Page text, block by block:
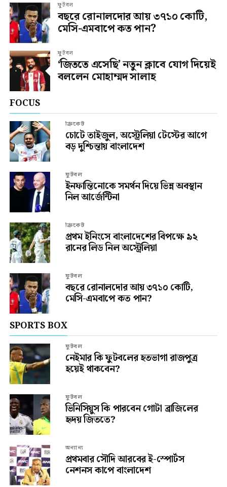
ফুটবল
বছরে রোনালদোর আয় ৩৭১০ কোটি,
মেসি-এমবাপে কত পান?
ফুটবল
‘জিততে এসেছি’ নতুন ক্লাবে যোগ দিয়েই
বললেন মোহাম্মদ সালাহ
FOCUS
ক্রিকেট
চোটে তাইজুল, অস্ট্রেলিয়া টেস্টের আগে
বড় দুশ্চিন্তায় বাংলাদেশ
ফুটবল
ইনফান্তিনোকে সমর্থন দিয়ে ভিন্ন অবস্থান
নিল আর্জেন্টিনা
ক্রিকেট
প্রথম ইনিংসে বাংলাদেশের বিপক্ষে ৯২
রানের লিড নিল অস্ট্রেলিয়া
ফুটবল
বছরে রোনালদোর আয় ৩৭১০ কোটি,
মেসি-এমবাপে কত পান?
SPORTS BOX
ফুটবল
নেইমার কি ফুটবলের হতভাগা রাজপুত্র
হয়েই থাকবেন?
ফুটবল
ভিনিসিয়ুস কি পারবেন গোটা ব্রাজিলের
হৃদয় জিততে?
অন্যান্য
প্রথমবার সৌদি আরবের ই-স্পোর্টস
নেশনস কাপে বাংলাদেশ